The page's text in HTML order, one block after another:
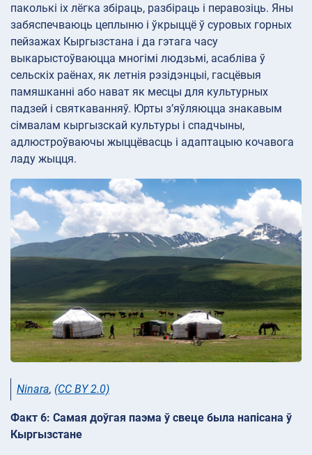
паколькі іх лёгка збіраць, разбіраць і перавозіць. Яны
забяспечваюць цеплыню і ўкрыццё ў суровых горных
пейзажах Кыргызстана і да гэтага часу
выкарыстоўваюцца многімі людзьмі, асабліва ў
сельскіх раёнах, як летнія рэзідэнцыі, гасцёвыя
памяшканні або нават як месцы для культурных
падзей і святкаванняў. Юрты з’яўляюцца знакавым
сімвалам кыргызскай культуры і спадчыны,
адлюстроўваючы жыццёвасць і адаптацыю кочавога
ладу жыцця.
Ninara, (CC BY 2.0)
Факт 6: Самая доўгая паэма ў свеце была напісана ў
Кыргызстане